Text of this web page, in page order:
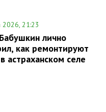
2026, 21:23
лично
как ремонтируют
астраханском селе